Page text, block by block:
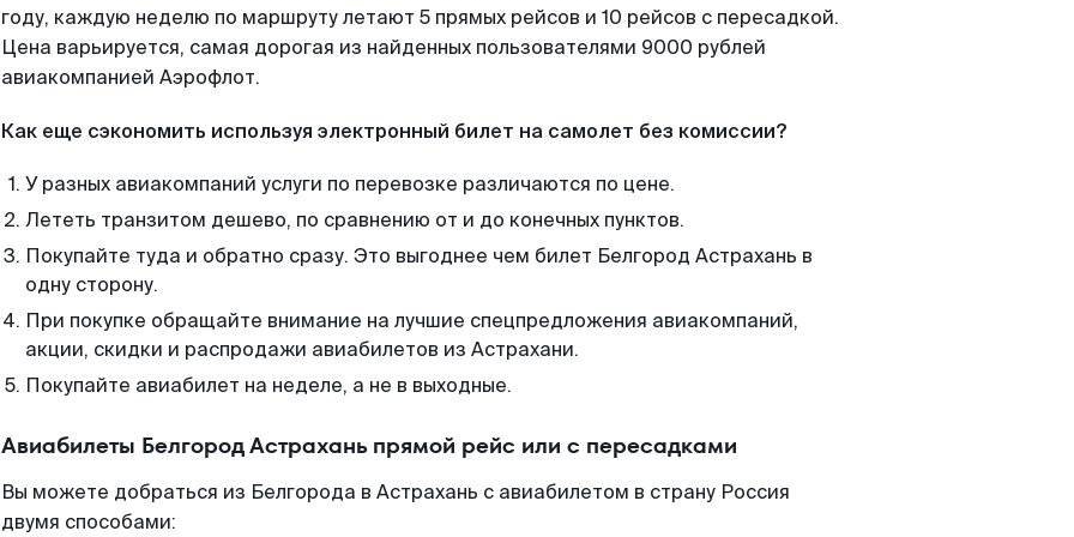
году, каждую неделю по маршруту летают 5 прямых рейсов и 10 рейсов с пересадкой.
Цена варьируется, самая дорогая из найденных пользователями 9000 рублей
авиакомпанией Аэрофлот.
Как еще сэкономить используя электронный билет на самолет без комиссии?
У разных авиакомпаний услуги по перевозке различаются по цене.
Лететь транзитом дешево, по сравнению от и до конечных пунктов.
Покупайте туда и обратно сразу. Это выгоднее чем билет Белгород Астрахань в
одну сторону.
При покупке обращайте внимание на лучшие спецпредложения авиакомпаний,
акции, скидки и распродажи авиабилетов из Астрахани.
Покупайте авиабилет на неделе, а не в выходные.
Авиабилеты Белгород Астрахань прямой рейс или с пересадками
Вы можете добраться из Белгорода в Астрахань с авиабилетом в страну Россия
двумя способами: